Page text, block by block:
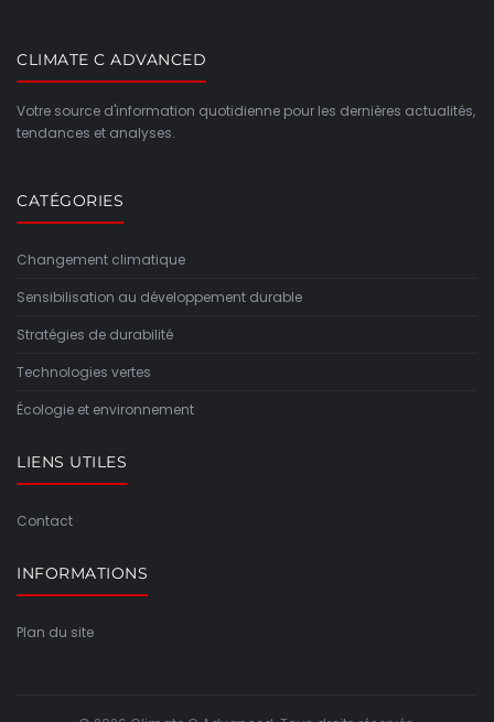
CLIMATE C ADVANCED
Votre source d'information quotidienne pour les dernières actualités,
tendances et analyses.
CATÉGORIES
Changement climatique
Sensibilisation au développement durable
Stratégies de durabilité
Technologies vertes
Écologie et environnement
LIENS UTILES
Contact
INFORMATIONS
Plan du site